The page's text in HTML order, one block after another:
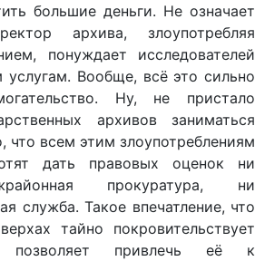
большие деньги. Не означает
архива, злоупотребляя
понуждает исследователей
услугам. Вообще, всё это сильно
Ну, не пристало
архивов заниматься
что всем этим злоупотреблениям
дать правовых оценок ни
прокуратура, ни
служба. Такое впечатление, что
тайно покровительствует
привлечь её к